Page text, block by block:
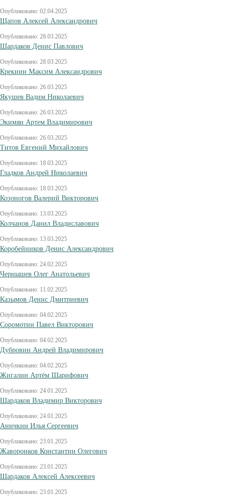
Опубликовано: 02.04.2025
Щапов Алексей Александрович
Опубликовано: 28.03.2025
Шардаков Денис Павлович
Опубликовано: 28.03.2025
Крекнин Максим Александрович
Опубликовано: 26.03.2025
Якушев Вадим Николаевич
Опубликовано: 26.03.2025
Экимян Артем Владимирович
Опубликовано: 26.03.2025
Титов Евгений Михайлович
Опубликовано: 18.03.2025
Гладков Андрей Николаевич
Опубликовано: 18.03.2025
Козоногов Валерий Викторович
Опубликовано: 13.03.2025
Колчанов Данил Владиславович
Опубликовано: 13.03.2025
Коробейников Денис Александрович
Опубликовано: 24.02.2025
Чернышев Олег Анатольевич
Опубликовано: 11.02.2025
Казымов Денис Дмитриевич
Опубликовано: 04.02.2025
Соромотин Павел Викторович
Опубликовано: 04.02.2025
Дубровин Андрей Владимирович
Опубликовано: 04.02.2025
Жигалин Артём Шарифович
Опубликовано: 24.01.2025
Шардаков Владимир Викторович
Опубликовано: 24.01.2025
Аничкин Илья Сергеевич
Опубликовано: 23.01.2025
Жаворонков Константин Олегович
Опубликовано: 23.01.2025
Шардаков Алексей Алексеевич
Опубликовано: 23.01.2025